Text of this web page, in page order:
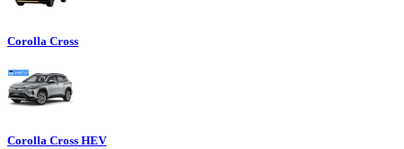
Corolla Cross
Corolla Cross HEV